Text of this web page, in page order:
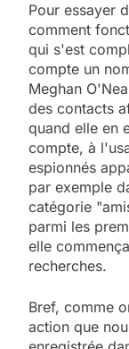
Pour essayer
comment
qui s'est
compte un
Meghan
des contacts
quand elle en
compte, à
espionnés
par exemple
catégorie
parmi les
elle
recherches.
Bref, comme
action que